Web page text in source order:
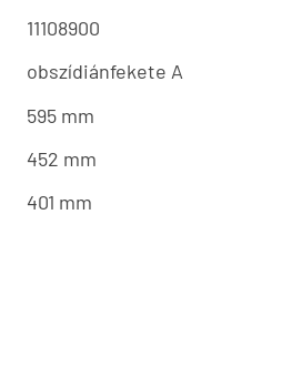
11108900
obszídiánfekete A
595 mm
452 mm
401 mm